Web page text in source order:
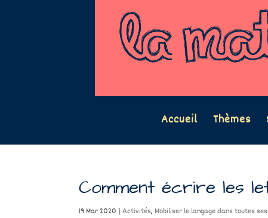
Accueil Thèmes
Comment écrire les
19 Mar 2020 | Activités, Mobiliser le langage dans toutes